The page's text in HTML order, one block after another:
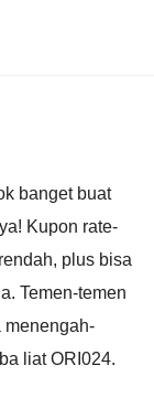
banget buat
Kupon rate-
plus bisa
Temen-temen
menengah-
liat ORI024.